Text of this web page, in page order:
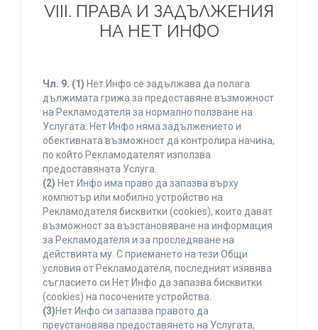
VIII. ПРАВА И ЗАДЪЛЖЕНИЯ
НА НЕТ ИНФО
Чл. 9. (1) Нет Инфо се задължава да полага
дължимата грижа за предоставяне възможност
на Рекламодателя за нормално ползване на
Услугата. Нет Инфо няма задължението и
обективната възможност да контролира начина,
по който Рекламодателят използва
предоставяната Услуга.
(2) Нет Инфо има право да запазва върху
компютър или мобилно устройство на
Рекламодателя бисквитки (cookies), които дават
възможност за възстановяване на информация
за Рекламодателя и за проследяване на
действията му. С приемането на тези Общи
условия от Рекламодателя, последният изявява
съгласието си Нет Инфо да запазва бисквитки
(cookies) на посочените устройства.
(3)Нет Инфо си запазва правото да
преустановява предоставянето на Услугата,